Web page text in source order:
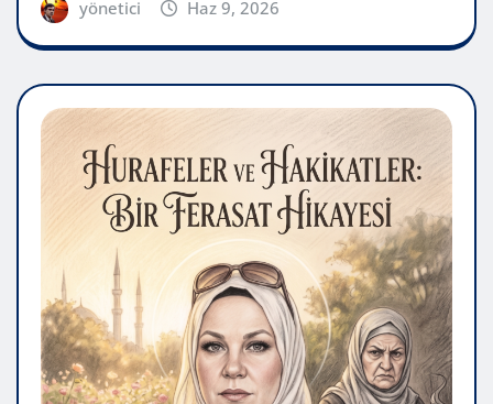
yönetici Haz 9, 2026